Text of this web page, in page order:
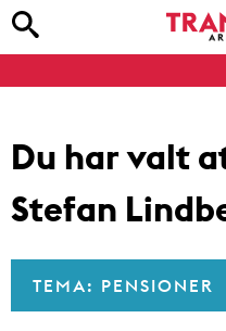
Du har valt
Stefan
TEMA: PENSIONER